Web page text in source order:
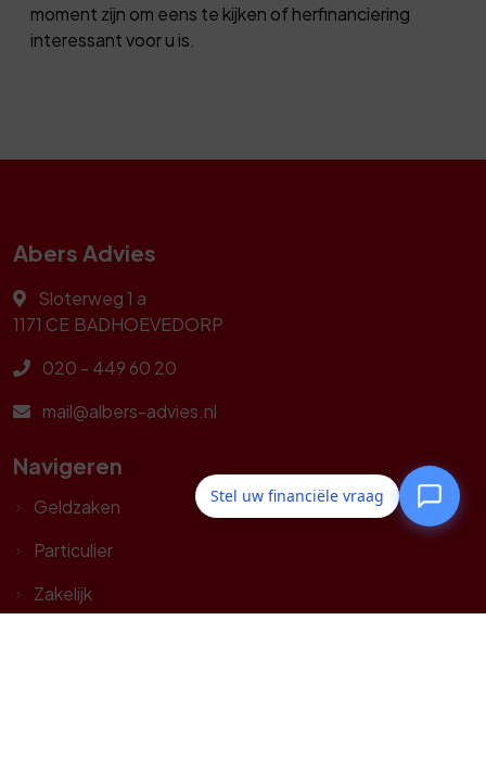
moment zijn om eens te kijken of herfinanciering
interessant voor u is.
Abers Advies
Sloterweg 1 a
1171 CE BADHOEVEDORP
020 - 449 60 20
mail@albers-advies.nl
Navigeren
Geldzaken
Particulier
Zakelijk
Stel uw financiële vraag